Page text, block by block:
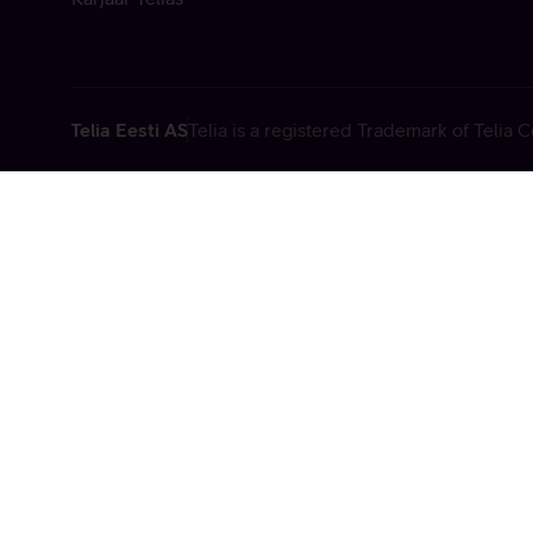
Telia Eesti ASTelia is a registered Trademark of Telia